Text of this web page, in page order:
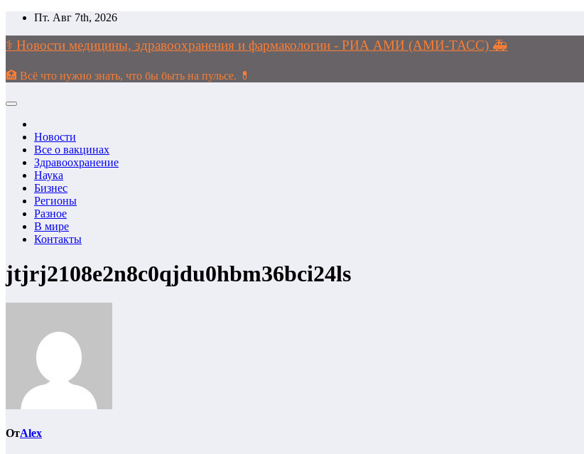
Перейти
содержимому
Пт. Авг 7th, 2026
⚕️ Новости медицины, здравоохранения и фармакологии - РИА АМИ (АМИ-ТАСС) 🚑
🏥 Всё что нужно знать, что бы быть на пульсе. 💊
Новости
Все о вакцинах
Здравоохранение
Наука
Бизнес
Регионы
Разное
В мире
Контакты
jtjrj2108e2n8c0qjdu0hbm36bci24ls
ОтAlex